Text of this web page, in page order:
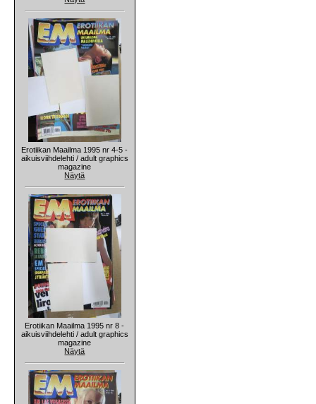
Erotiikan Maailma 1995 nr 4-5 -
aikuisviihdelehti / adult graphics
magazine
Näytä
Erotiikan Maailma 1995 nr 8 -
aikuisviihdelehti / adult graphics
magazine
Näytä